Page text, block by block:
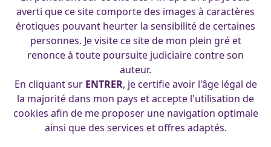
averti que ce site comporte des images à caractères
érotiques pouvant heurter la sensibilité de certaines
personnes. Je visite ce site de mon plein gré et
renonce à toute poursuite judiciaire contre son
auteur.
En cliquant sur ENTRER, je certifie avoir l'âge légal de
la majorité dans mon pays et accepte l'utilisation de
cookies afin de me proposer une navigation optimale
ainsi que des services et offres adaptés.